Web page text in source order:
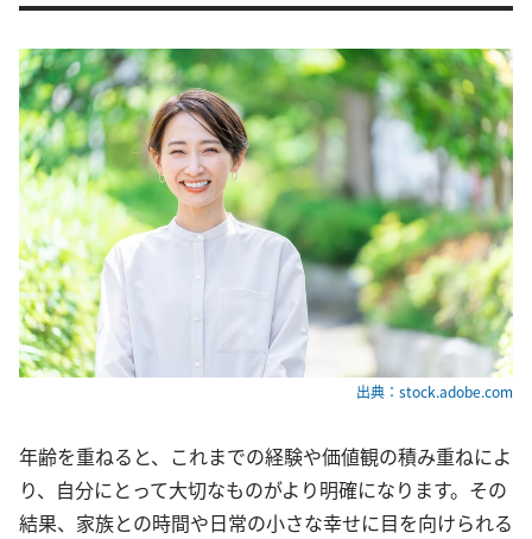
出典：stock.adobe.com
年齢を重ねると、これまでの経験や価値観の積み重ねによ
り、自分にとって大切なものがより明確になります。その
結果、家族との時間や日常の小さな幸せに目を向けられる